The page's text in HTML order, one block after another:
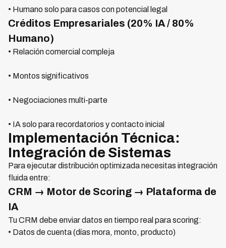
• Humano solo para casos con potencial legal
Créditos Empresariales (20% IA / 80%
Humano)
• Relación comercial compleja
• Montos significativos
• Negociaciones multi-parte
• IA solo para recordatorios y contacto inicial
Implementación Técnica:
Integración de Sistemas
Para ejecutar distribución optimizada necesitas integración
fluida entre:
CRM → Motor de Scoring → Plataforma de
IA
Tu CRM debe enviar datos en tiempo real para scoring:
• Datos de cuenta (días mora, monto, producto)